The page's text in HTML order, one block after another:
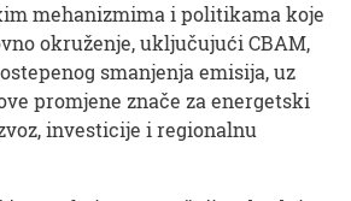
mehanizmima i politikama koje
okruženje, uključujući CBAM,
smanjenja emisija, uz
promjene znače za energetski
investicije i regionalnu